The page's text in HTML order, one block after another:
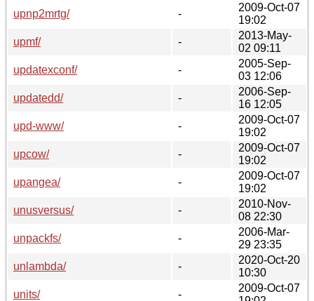
upnp2mrtg/
-
2009-Oct-07
19:02
upmf/
-
2013-May-
02 09:11
updatexconf/
-
2005-Sep-
03 12:06
updatedd/
-
2006-Sep-
16 12:05
upd-www/
-
2009-Oct-07
19:02
upcow/
-
2009-Oct-07
19:02
upangea/
-
2009-Oct-07
19:02
unusversus/
-
2010-Nov-
08 22:30
unpackfs/
-
2006-Mar-
29 23:35
unlambda/
-
2020-Oct-20
10:30
units/
-
2009-Oct-07